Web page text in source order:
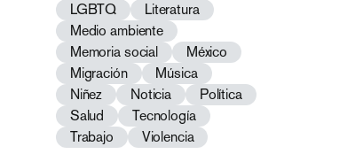
LGBTQ
Literatura
Medio ambiente
Memoria social
México
Migración
Música
Niñez
Noticia
Política
Salud
Tecnología
Trabajo
Violencia